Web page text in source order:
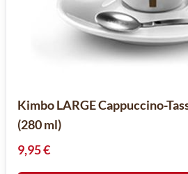
Kimbo LARGE Cappuccino-
(280 ml)
9,95 €